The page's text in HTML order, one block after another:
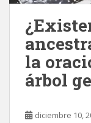
la
árbol
diciembre 10,